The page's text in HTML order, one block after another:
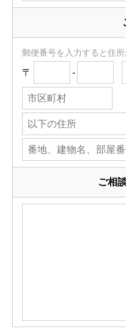
郵便番号を入力すると住
〒 -
ご相